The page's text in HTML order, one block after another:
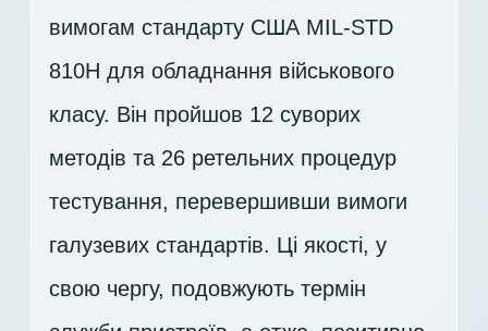
вимогам стандарту США MIL-STD
810H для обладнання військового
класу. Він пройшов 12 суворих
методів та 26 ретельних процедур
тестування, перевершивши вимоги
галузевих стандартів. Ці якості, у
свою чергу, подовжують термін